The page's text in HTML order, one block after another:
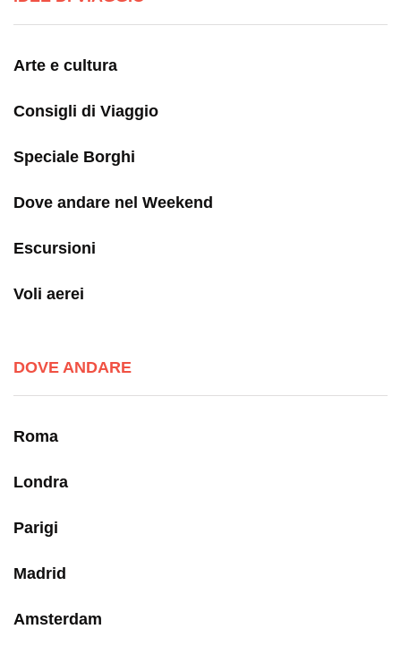
Arte e cultura
Consigli di Viaggio
Speciale Borghi
Dove andare nel Weekend
Escursioni
Voli aerei
DOVE ANDARE
Roma
Londra
Parigi
Madrid
Amsterdam